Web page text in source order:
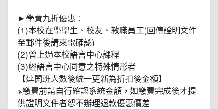
►學費九折優惠：
(1)本校在學學生、校友、教職員工(回傳證明文件
至郵件後請來電確認)
(2)曾上過本校語言中心課程
(3)經語言中心同意之特殊情形者
【達開班人數後統一更新為折扣後金額】
※繳費前請自行確認系統金額，如繳費完成後才提
供證明文件者恕不辦理退款優惠價差